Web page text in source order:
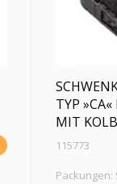
TYP
MIT
115773
Packungen: